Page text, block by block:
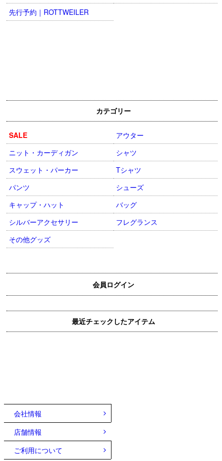
先行予約｜ROTTWEILER
カテゴリー
SALE
アウター
ニット・カーディガン
シャツ
スウェット・パーカー
Tシャツ
パンツ
シューズ
キャップ・ハット
バッグ
シルバーアクセサリー
フレグランス
その他グッズ
会員ログイン
最近チェックしたアイテム
会社情報
店舗情報
ご利用について